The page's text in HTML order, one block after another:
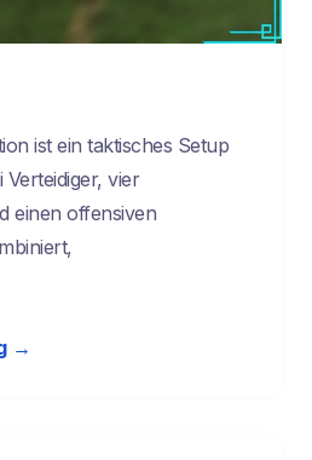
ist ein taktisches Setup
vier
einen offensiven
→